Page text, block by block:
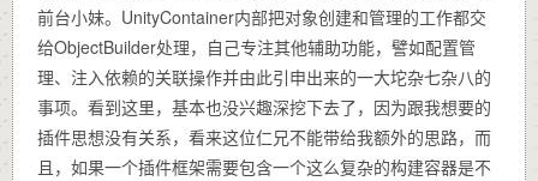
前台小妹。UnityContainer内部把对象创建和管理的工作都交
给ObjectBuilder处理，自己专注其他辅助功能，譬如配置管
理、注入依赖的关联操作并由此引申出来的一大坨杂七杂八的
事项。看到这里，基本也没兴趣深挖下去了，因为跟我想要的
插件思想没有关系，看来这位仁兄不能带给我额外的思路，而
且，如果一个插件框架需要包含一个这么复杂的构建容器是不